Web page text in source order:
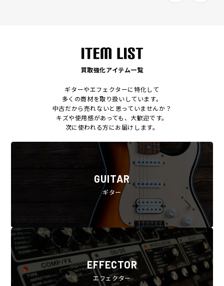
買取強化アイテム一覧
ギターやエフェクターに特化して
多くの商材を取り扱いしています。
中古だから売れないと思っていませんか？
キズや使用感があっても、大歓迎です。
次に使われる方にお届けします。
GUITAR
ギター
EFFECTOR
エフェクター